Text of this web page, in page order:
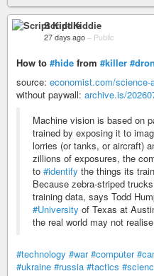
Script Kiddie
27 days ago – Public
How to #hide from #killer
source: economist.com/
without paywall: archive.is/
Machine vision is based on
trained by exposing it to
lorries (or tanks, or aircraft)
zillions of exposures, the
to #identify the things its
Because zebra-striped
training data, says Todd
#University of Texas at
the real world may not
#technology #war #computer
#ukraine #russia #tactics